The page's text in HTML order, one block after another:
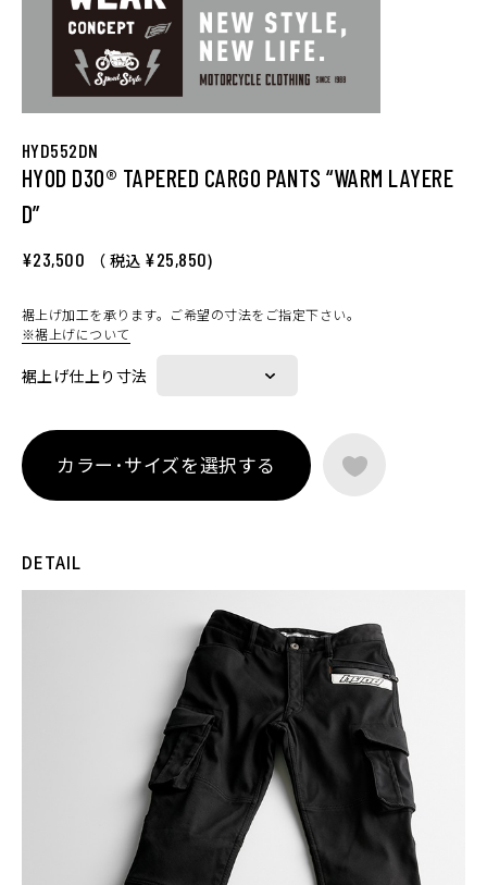
HYD552DN
HYOD D3O® TAPERED CARGO PANTS “WARM LAYERE
D”
¥23,500 （ 税込 ¥25,850)
裾上げ加工を承ります。ご希望の寸法をご指定下さい。
※裾上げについて
裾上げ仕上り寸法
カラー･サイズを選択する
DETAIL